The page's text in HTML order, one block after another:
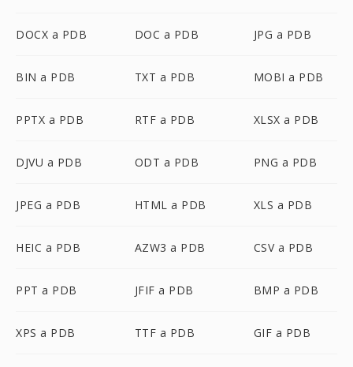
DOCX a PDB DOC a PDB JPG a PDB
BIN a PDB TXT a PDB MOBI a PDB
PPTX a PDB RTF a PDB XLSX a PDB
DJVU a PDB ODT a PDB PNG a PDB
JPEG a PDB HTML a PDB XLS a PDB
HEIC a PDB AZW3 a PDB CSV a PDB
PPT a PDB JFIF a PDB BMP a PDB
XPS a PDB TTF a PDB GIF a PDB